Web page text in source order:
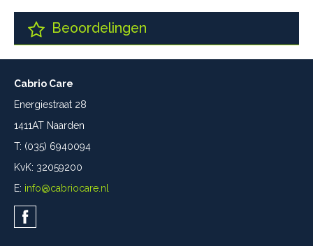
Beoordelingen
Cabrio Care
Energiestraat 28
1411AT Naarden
T: (035) 6940094
KvK: 32059200
E: info@cabriocare.nl